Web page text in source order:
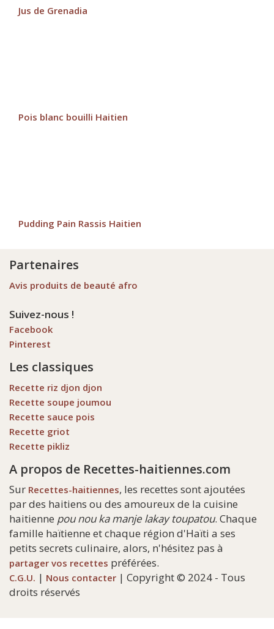
Jus de Grenadia
Pois blanc bouilli Haitien
Pudding Pain Rassis Haitien
Partenaires
Avis produits de beauté afro
Suivez-nous !
Facebook
Pinterest
Les classiques
Recette riz djon djon
Recette soupe joumou
Recette sauce pois
Recette griot
Recette pikliz
A propos de Recettes-haitiennes.com
Sur Recettes-haitiennes, les recettes sont ajoutées
par des haitiens ou des amoureux de la cuisine
haitienne pou nou ka manje lakay toupatou. Chaque
famille haïtienne et chaque région d'Haïti a ses
petits secrets culinaire, alors, n'hésitez pas à
partager vos recettes préférées.
C.G.U. | Nous contacter | Copyright © 2024 - Tous
droits réservés